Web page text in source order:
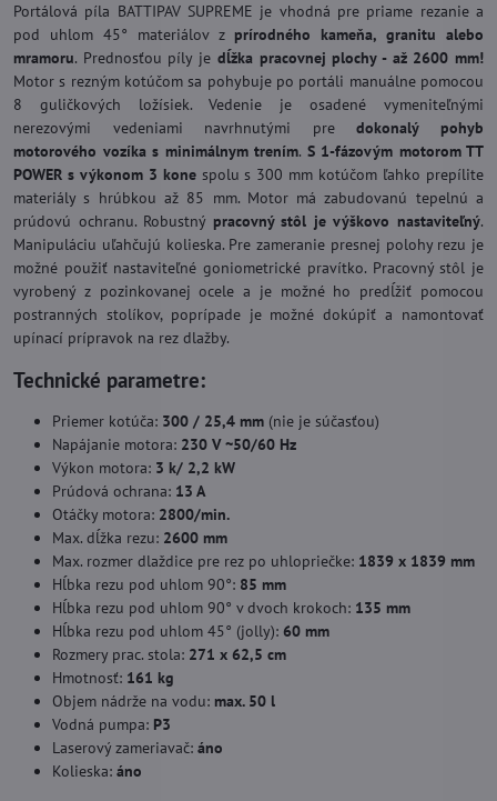
Portálová píla BATTIPAV SUPREME je vhodná pre priame rezanie a
pod uhlom 45° materiálov z prírodného kameňa, granitu alebo
mramoru. Prednosťou píly je dĺžka pracovnej plochy - až 2600 mm!
Motor s rezným kotúčom sa pohybuje po portáli manuálne pomocou
8 guličkových ložísiek. Vedenie je osadené vymeniteľnými
nerezovými vedeniami navrhnutými predokonalý pohyb
motorového vozíka s minimálnym trením. S 1-fázovým motorom TT
POWER s výkonom 3 konespolu s 300 mm kotúčom ľahko prepílite
materiály s hrúbkou až 85 mm. Motor má zabudovanú tepelnú a
prúdovú ochranu. Robustný pracovný stôl je výškovo nastaviteľný.
Manipuláciu uľahčujú kolieska. Pre zameranie presnej polohy rezu je
možné použiť nastaviteľné goniometrické pravítko. Pracovný stôl je
vyrobený z pozinkovanej ocele a je možné ho predĺžiť pomocou
postranných stolíkov, poprípade je možné dokúpiť a namontovať
upínací prípravok na rez dlažby.
Technické parametre:
Priemer kotúča: 300 / 25,4 mm (nie je súčasťou)
Napájanie motora: 230 V ~50/60 Hz
Výkon motora: 3 k/ 2,2 kW
Prúdová ochrana: 13 A
Otáčky motora: 2800/min.
Max. dĺžka rezu: 2600 mm
Max. rozmer dlaždice pre rez po uhlopriečke: 1839 x 1839 mm
Hĺbka rezu pod uhlom 90°: 85 mm
Hĺbka rezu pod uhlom 90° v dvoch krokoch: 135 mm
Hĺbka rezu pod uhlom 45° (jolly): 60 mm
Rozmery prac. stola: 271 x 62,5 cm
Hmotnosť: 161 kg
Objem nádrže na vodu: max. 50 l
Vodná pumpa: P3
Laserový zameriavač: áno
Kolieska: áno